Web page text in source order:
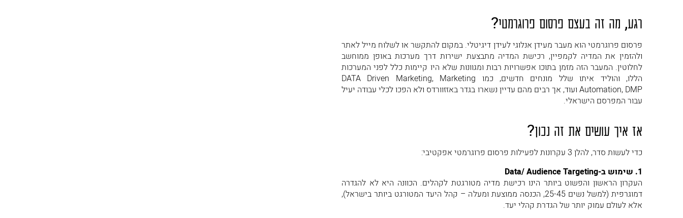
רגע, מה זה בעצם פרסום פרוגרמטי?
פרסום פרוגרמטי הוא מעבר מעידן אנלוגי לעידן דיגיטלי. במקום להתקשר או לשלוח מייל לאתר
ולהזמין את המדיה לקמפיין, רכישת המדיה מתבצעת ישירות דרך מערכות באופן ממוחשב
לחלוטין. המעבר הזה מזמן בתוכו אפשרויות רבות ומגוונות שלא היו קיימות כלל לפני המערכות
הללו, והוליד איתו שלל מונחים חדשים, כמו DATA Driven Marketing, Marketing
Automation, DMP ועוד, אך רבים מהם עדיין נשארו בגדר באזזוורדס ולא הפכו לכלי עבודה יעיל
עבור המפרסם הישראלי.
אז איך עושים את זה נכון?
כדי לעשות סדר, להלן 3 עקרונות לפעילות פרסום פרוגרמטי אפקטיבי:
1. שימוש ב-Data/ Audience Targeting
העקרון הראשון והפשוט ביותר הינו רכישת מדיה מטורגטת לקהלים. הכוונה היא לא להגדרה
דמוגרפית (למשל נשים 25-45, הכנסה ממוצעת ומעלה – קהל היעד המטורגט ביותר בישראל),
אלא לעולם עמוק יותר של הגדרת קהלי יעד.